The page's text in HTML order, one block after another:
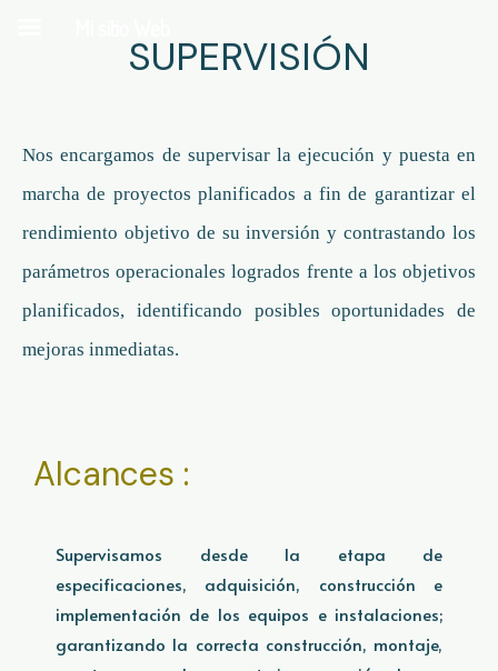
SUPERVISIÓN
Nos encargamos de supervisar la ejecución y puesta en
marcha de proyectos planificados a fin de garantizar el
rendimiento objetivo de su inversión y contrastando los
parámetros operacionales logrados frente a los objetivos
planificados, identificando posibles oportunidades de
mejoras inmediatas.
Alcances :
Supervisamos desde la etapa de
especificaciones, adquisición, construcción e
implementación de los equipos e instalaciones;
garantizando la correcta construcción, montaje,